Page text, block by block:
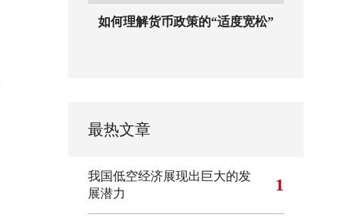
如何理解货币政策的“适度宽松”
最热文章
我国低空经济展现出巨大的发
展潜力
1